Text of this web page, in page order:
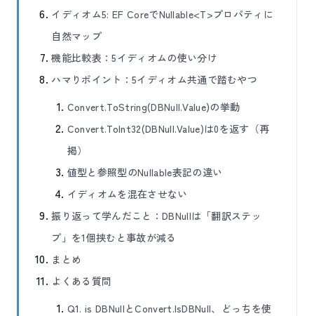
イディオム5: EF CoreでNullable<T>プロパティに
自然マップ
機能比較表：5イディオムの使い分け
ハマりポイント：5イディオム共通で踏むやつ
Convert.ToString(DBNull.Value)の挙動
Convert.ToInt32(DBNull.Value)は0を返す（再
掲）
値型と参照型のNullable表記の違い
イディオムを混在させない
振り返って学んだこと：DBNullは「翻訳ステッ
プ」を1個挟むと事故が減る
まとめ
よくある質問
Q1. is DBNullとConvert.IsDBNull、どっちを使